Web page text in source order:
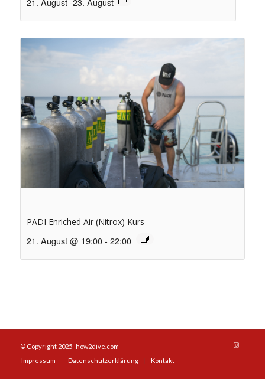
PADI Enriched Air (Nitrox) Kurs
21. August @ 19:00 - 22:00
© Copyright 2025- how2dive.com
Impressum
Datenschutzerklärung Kontakt